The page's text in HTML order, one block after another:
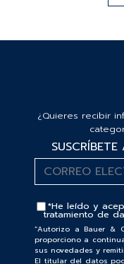
¿Quieres recibir
*He leído y
tratamiento de
“Autorizo a Bauer &
proporciono a
sus novedades y
El titular del datos